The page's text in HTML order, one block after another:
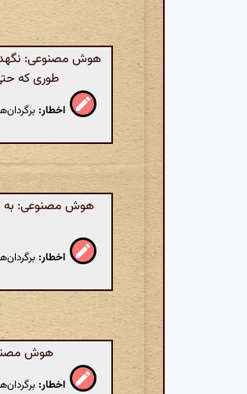
هوش مصنوعی:
طوری که
اخطار:
هوش مصنوعی: به
اخطار:
هوش
اخطار: